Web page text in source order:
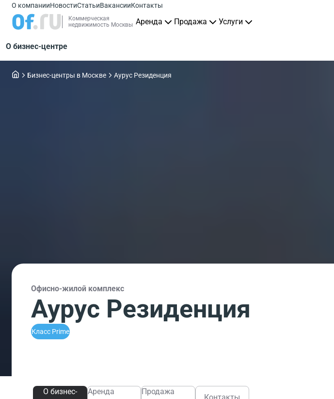
О компанииНовостиСтатьиВакансииКонтакты
Коммерческая
недвижимость Москвы Аренда Продажа Услуги
О бизнес-центре
Бизнес-центры в Москве Аурус Резиденция
Офисно-жилой комплекс
Аурус Резиденция
Класс Prime
О бизнес-
Аренда
Продажа